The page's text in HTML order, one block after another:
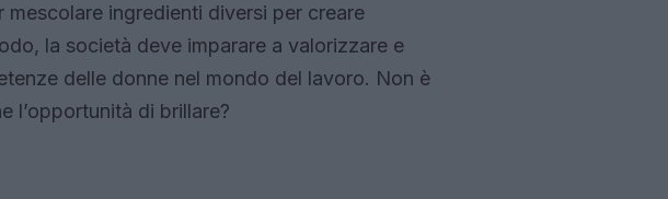
ingredienti diversi per creare
la società deve imparare a valorizzare e
delle donne nel mondo del lavoro. Non è
l’opportunità di brillare?